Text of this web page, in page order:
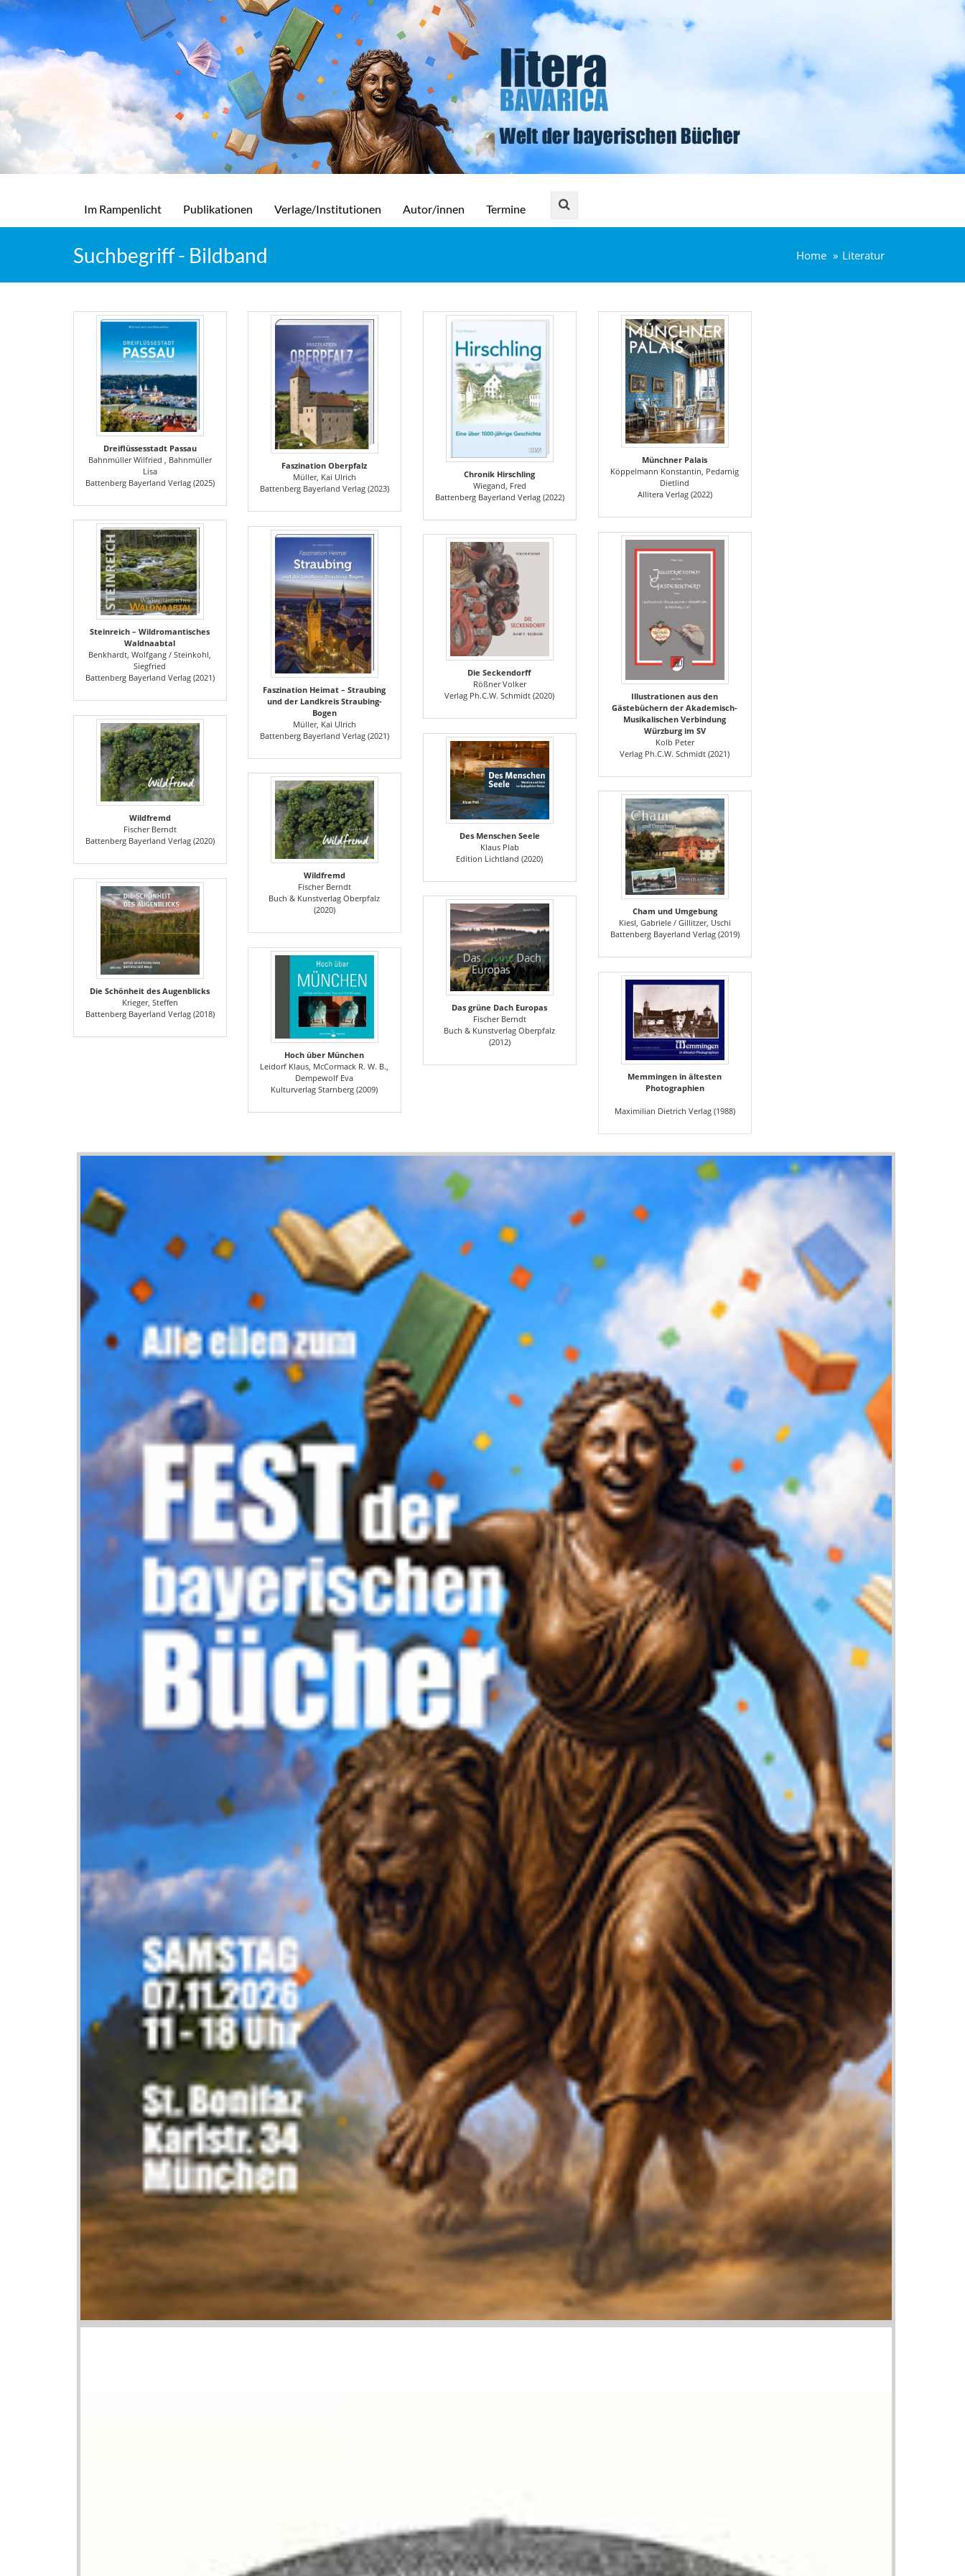
Im Rampenlicht Publikationen Verlage/Institutionen Autor/innen Termine
Suchbegriff - Bildband Home Literatur
Dreiflüssesstadt Passau
Bahnmüller Wilfried , Bahnmüller
Lisa
Battenberg Bayerland Verlag (2025)
Faszination Oberpfalz
Müller, Kai Ulrich
Battenberg Bayerland Verlag (2023)
Chronik Hirschling
Wiegand, Fred
Battenberg Bayerland Verlag (2022)
Münchner Palais
Köppelmann Konstantin, Pedarnig
Dietlind
Allitera Verlag (2022)
Steinreich – Wildromantisches
Waldnaabtal
Benkhardt, Wolfgang / Steinkohl,
Siegfried
Battenberg Bayerland Verlag (2021)
Faszination Heimat – Straubing
und der Landkreis Straubing-
Bogen
Müller, Kai Ulrich
Battenberg Bayerland Verlag (2021)
Illustrationen aus den
Gästebüchern der Akademisch-
Musikalischen Verbindung
Würzburg im SV
Kolb Peter
Verlag Ph.C.W. Schmidt (2021)
Die Seckendorff
Rößner Volker
Verlag Ph.C.W. Schmidt (2020)
Wildfremd
Fischer Berndt
Battenberg Bayerland Verlag (2020)
Des Menschen Seele
Klaus Plab
Edition Lichtland (2020)
Wildfremd
Fischer Berndt
Buch & Kunstverlag Oberpfalz
(2020)
Cham und Umgebung
Kiesl, Gabriele / Gillitzer, Uschi
Battenberg Bayerland Verlag (2019)
Die Schönheit des Augenblicks
Krieger, Steffen
Battenberg Bayerland Verlag (2018)
Das grüne Dach Europas
Fischer Berndt
Buch & Kunstverlag Oberpfalz
(2012)
Hoch über München
Leidorf Klaus, McCormack R. W. B.,
Dempewolf Eva
Kulturverlag Starnberg (2009)
Memmingen in ältesten
Photographien
Maximilian Dietrich Verlag (1988)